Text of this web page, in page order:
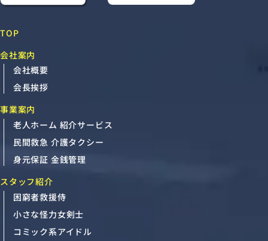
TOP
会社案内
会社概要
会長挨拶
事業案内
老人ホーム 紹介サービス
民間救急 介護タクシー
身元保証 金銭管理
スタッフ紹介
困窮者救援侍
小さな怪力女剣士
コミック系アイドル